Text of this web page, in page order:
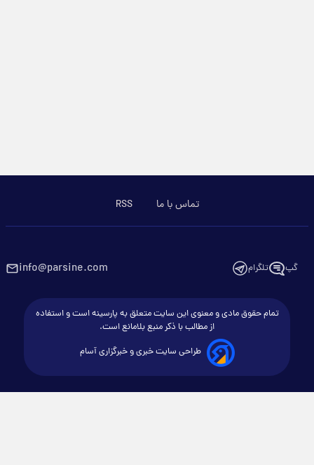
تماس با ما RSS
گپ تلگرام info@parsine.com
تمام حقوق مادی و معنوی این سایت متعلق به پارسینه است و استفاده
از مطالب با ذکر منبع بلامانع است.
طراحی سایت خبری و خبرگزاری آسام